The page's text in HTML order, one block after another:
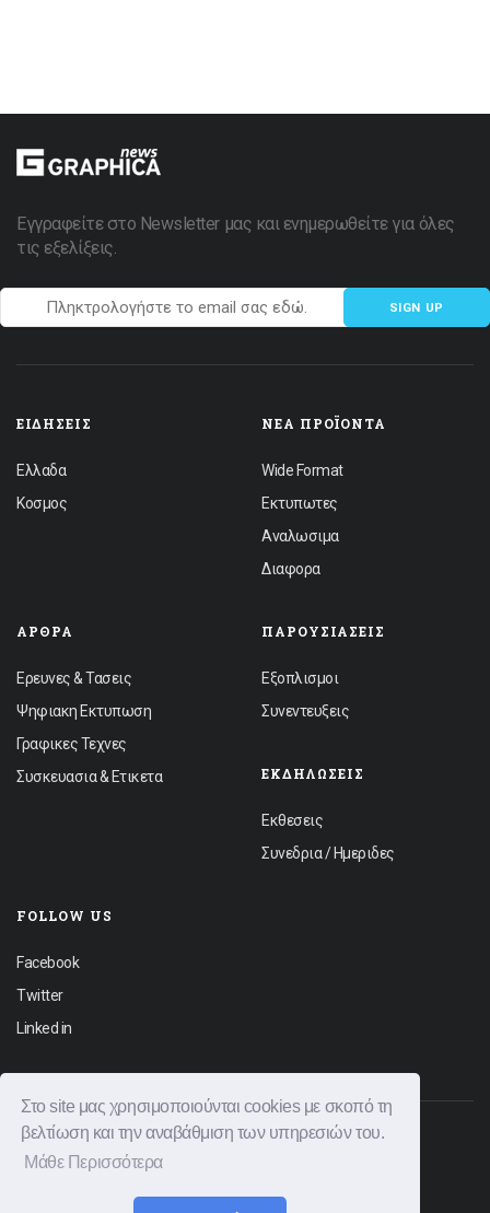
Στο site μας χρησιμοποιούνται cookies με σκοπό τη
βελτίωση και την αναβάθμιση των υπηρεσιών του.
Μάθε Περισσότερα
Εγγραφείτε στο Newsletter μας και ενημερωθείτε για όλες
τις εξελίξεις.
SIGN UP
ΕΙΔΉΣΕΙΣ
Ελλαδα
Κοσμος
ΝΈΑ ΠΡΟΪΌΝΤΑ
Wide Format
Εκτυπωτες
Αναλωσιμα
Διαφορα
ΆΡΘΡΑ
Ερευνες & Τασεις
Ψηφιακη Εκτυπωση
Γραφικες Τεχνες
Συσκευασια & Ετικετα
ΠΑΡΟΥΣΙΆΣΕΙΣ
Εξοπλισμοι
Συνεντευξεις
ΕΚΔΗΛΏΣΕΙΣ
Εκθεσεις
Συνεδρια / Ημεριδες
FOLLOW US
Facebook
Twitter
Linked in
Πολιτική Απορρήτου